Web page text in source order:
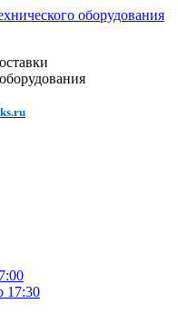
17:30